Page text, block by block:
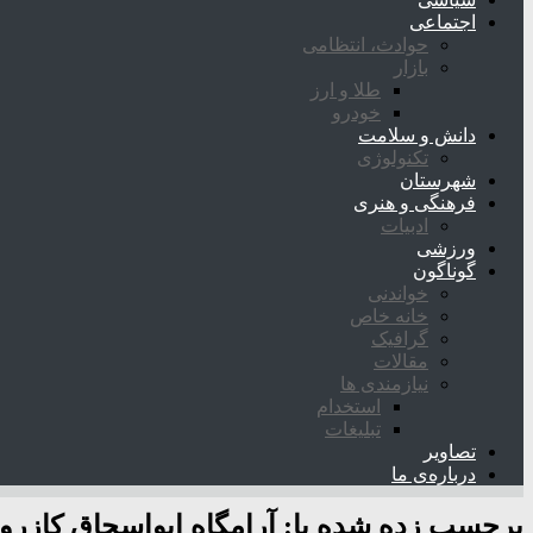
اجتماعی
حوادث، انتظامی
بازار
طلا و ارز
خودرو
دانش و سلامت
تکنولوژی
شهرستان
فرهنگی و هنری
ادبیات
ورزشی
گوناگون
خواندنی
خانه خاص
گرافیک
مقالات
نیازمندی ها
استخدام
تبلیغات
تصاویر
درباره‌ی ما
برچسب زده شده با: آرامگاه ابواسحاق